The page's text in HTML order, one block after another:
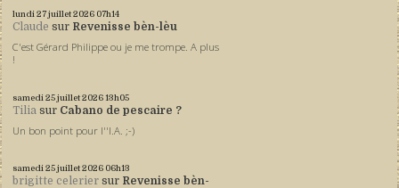
lundi 27juillet 2026 07h14
Claude sur Revenisse bèn-lèu
C'est Gérard Philippe ou je me trompe. A plus
!
samedi 25juillet 202613h05
Tilia sur Cabano de pescaire ?
Un bon point pour l''I.A. ;-)
samedi 25juillet 2026 06h13
brigitte celerier sur Revenisse bèn-